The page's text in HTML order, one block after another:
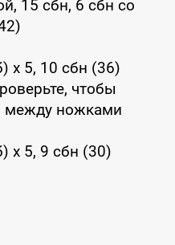
15 сбн, 6 сбн со
х 5, 10 сбн (36)
чтобы
между ножками
х 5, 9 сбн (30)